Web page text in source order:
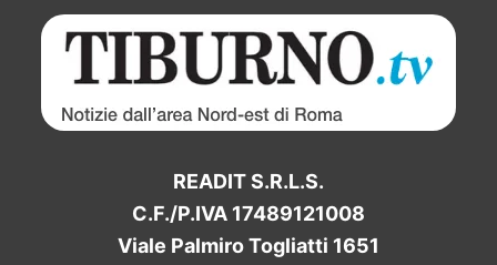
READIT S.R.L.S.
C.F./P.IVA 17489121008
Viale Palmiro Togliatti 1651